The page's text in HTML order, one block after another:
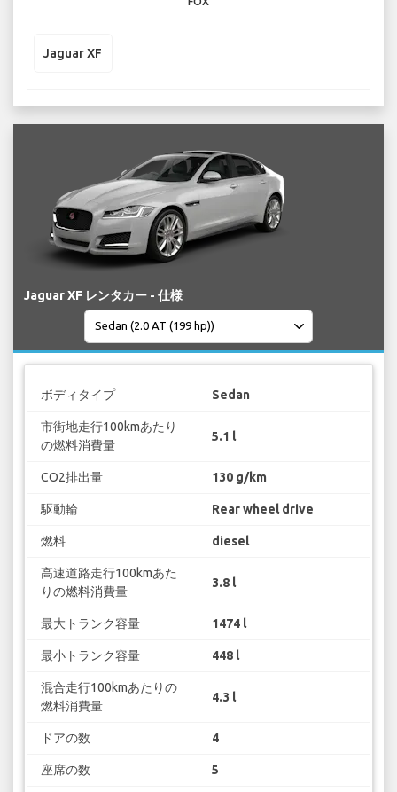
Jaguar XF
Jaguar XF レンタカー - 仕様
ボディタイプ Sedan
市街地走行100kmあたり
の燃料消費量
5.1 l
CO2排出量 130 g/km
駆動輪 Rear wheel drive
燃料 diesel
高速道路走行100kmあた
りの燃料消費量
3.8 l
最大トランク容量 1474 l
最小トランク容量 448 l
混合走行100kmあたりの
燃料消費量
4.3 l
ドアの数 4
座席の数 5